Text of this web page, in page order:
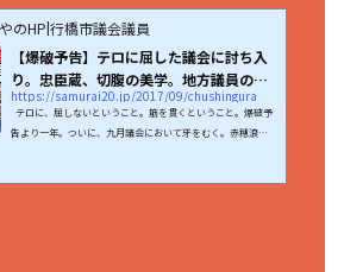
のHP|行橋市議会議員
【爆破予告】テロに屈した議会に討ち入
り。忠臣蔵、切腹の美学。地方議員の覚
悟【...
https://samurai20.jp/2017/09/chushingura
テロに、屈しないということ。筋を貫くということ。爆破予
告より一年。ついに、九月議会において牙をむく。赤穂浪士